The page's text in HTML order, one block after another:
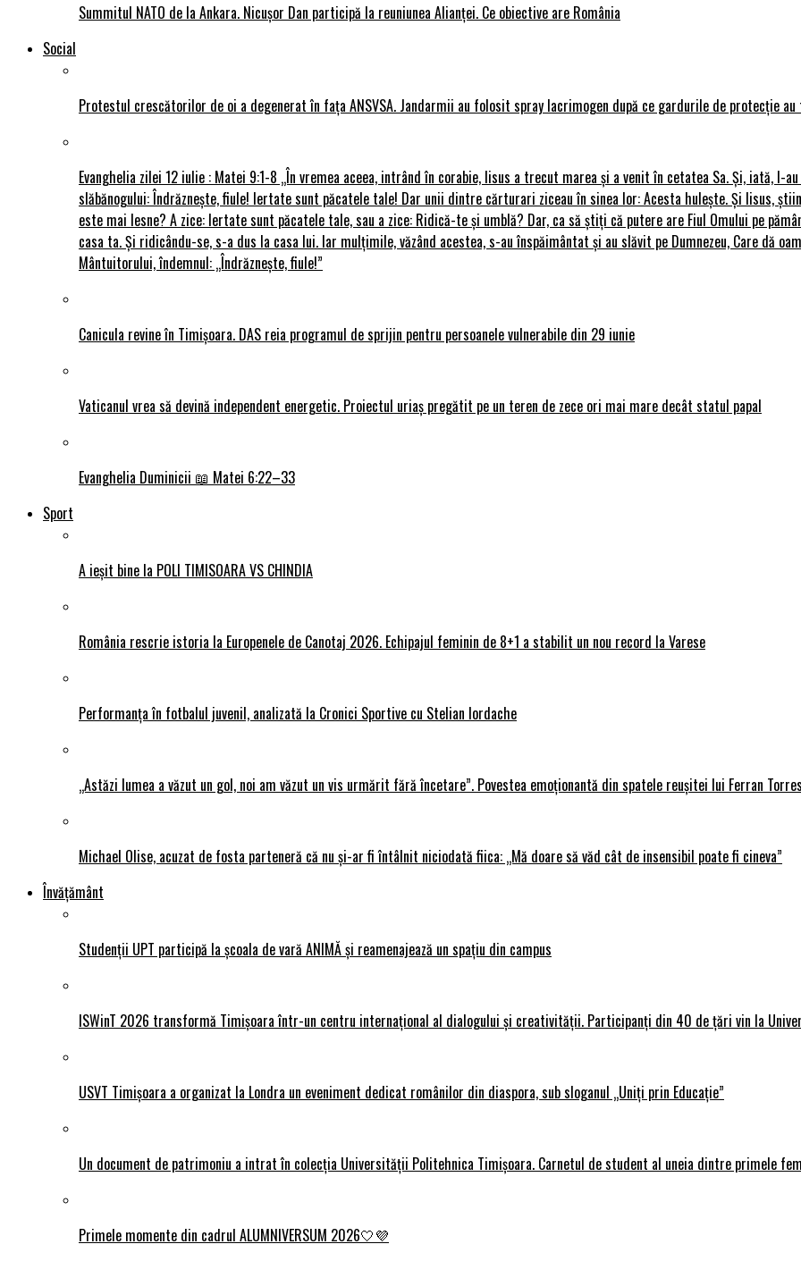
Summitul NATO de la Ankara. Nicușor Dan participă la reuniunea Alianței. Ce obiective are România
Social
Protestul crescătorilor de oi a degenerat în fața ANSVSA. Jandarmii au folosit spray lacrimogen după ce gardurile de protecție
Evanghelia zilei 12 iulie : Matei 9:1-8 „În vremea aceea, intrând în corabie, Iisus a trecut marea și a venit în cetatea Sa. Și, iată, I-
slăbănogului: Îndrăznește, fiule! Iertate sunt păcatele tale! Dar unii dintre cărturari ziceau în sinea lor: Acesta hulește. Și Iisus,
este mai lesne? A zice: Iertate sunt păcatele tale, sau a zice: Ridică-te și umblă? Dar, ca să știți că putere are Fiul Omului pe
casa ta. Și ridicându-se, s-a dus la casa lui. Iar mulțimile, văzând acestea, s-au înspăimântat și au slăvit pe Dumnezeu, Care dă
Mântuitorului, îndemnul: „Îndrăznește, fiule!”
Canicula revine în Timișoara. DAS reia programul de sprijin pentru persoanele vulnerabile din 29 iunie
Vaticanul vrea să devină independent energetic. Proiectul uriaș pregătit pe un teren de zece ori mai mare decât statul papal
Evanghelia Duminicii 📖 Matei 6:22–33
Sport
A ieșit bine la POLI TIMISOARA VS CHINDIA
România rescrie istoria la Europenele de Canotaj 2026. Echipajul feminin de 8+1 a stabilit un nou record la Varese
Performanța în fotbalul juvenil, analizată la Cronici Sportive cu Stelian Iordache
„Astăzi lumea a văzut un gol, noi am văzut un vis urmărit fără încetare”. Povestea emoționantă din spatele reușitei lui Ferran
Michael Olise, acuzat de fosta parteneră că nu și-ar fi întâlnit niciodată fiica: „Mă doare să văd cât de insensibil poate fi cineva”
Învățământ
Studenții UPT participă la școala de vară ANIMĂ și reamenajează un spațiu din campus
ISWinT 2026 transformă Timișoara într-un centru internațional al dialogului și creativității. Participanți din 40 de țări vin la
USVT Timișoara a organizat la Londra un eveniment dedicat românilor din diaspora, sub sloganul „Uniți prin Educație”
Un document de patrimoniu a intrat în colecția Universității Politehnica Timișoara. Carnetul de student al uneia dintre primele
Primele momente din cadrul ALUMNIVERSUM 2026🤍💜